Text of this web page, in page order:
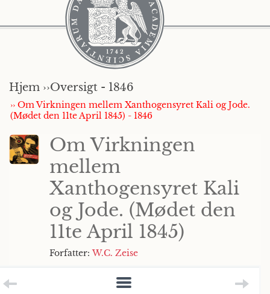
Hjem ››Oversigt - 1846
›› Om Virkningen mellem Xanthogensyret Kali og Jode.
(Mødet den 11te April 1845) - 1846
Om Virkningen
mellem
Xanthogensyret Kali
og Jode. (Mødet den
11te April 1845)
Forfatter:W.C. Zeise